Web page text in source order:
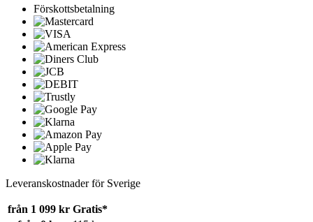
Förskottsbetalning
Leveranskostnader för Sverige
från 1 099 kr Gratis*